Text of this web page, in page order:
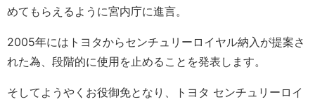
めてもらえるように宮内庁に進言。
2005年にはトヨタからセンチュリーロイヤル納入が提案さ
れた為、段階的に使用を止めることを発表します。
そしてようやくお役御免となり、トヨタ センチュリーロイ